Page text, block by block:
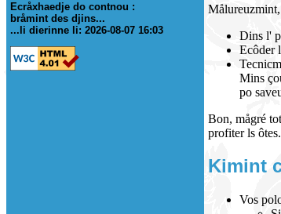
Ecråxhaedje do contnou :
bråmint des djins...
...li dierinne li: 2026-08-07 16:03
Dins l'
Ecôder
Mins
po
Bon, mågré
profiter ls ôtes.
Kimint
Vos